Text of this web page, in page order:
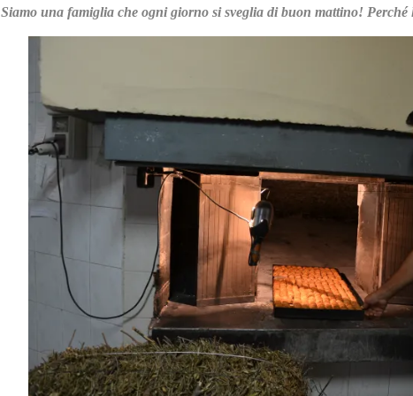
Siamo una famiglia che ogni giorno si sveglia di buon mattino! Perché